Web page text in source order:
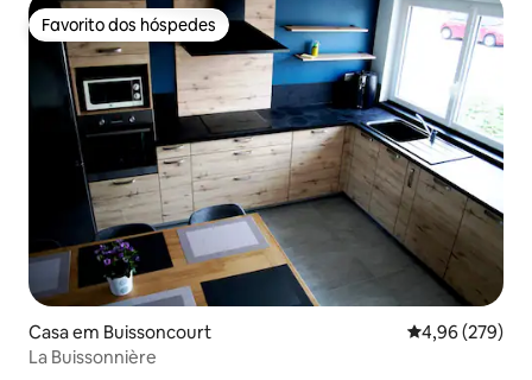
Favorito dos hóspedes
Favorito dos hóspedes
Casa em Buissoncourt Classificação
4,96 (279)
La Buissonnière